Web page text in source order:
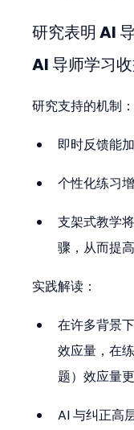
研究表明 AI
AI 导师学习
研究支持的机制：
即时反馈能
个性化练习
支架式教学
骤，从而提
实践解读：
在许多背景
效应量，在
题）效应量更
AI 与纠正高